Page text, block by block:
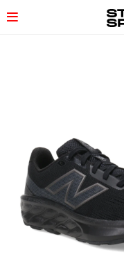
